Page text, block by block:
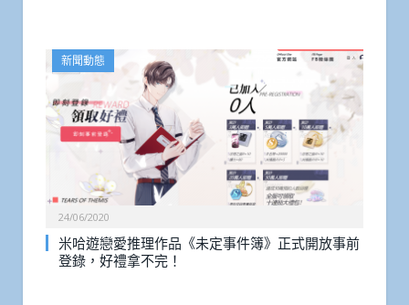
新聞動態
24/06/2020
米哈遊戀愛推理作品《未定事件簿》正式開放事前
登錄，好禮拿不完！